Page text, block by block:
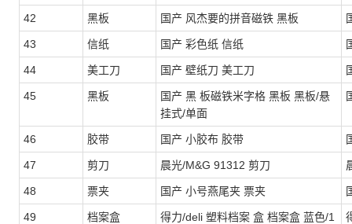
42 黑板 国产 风杰要的拼音磁铁 黑板
43 信纸 国产 彩色纸 信纸
44 美工刀 国产 壁纸刀 美工刀
45 黑板
国产 黑 板磁铁米字格 黑板 黑板/悬
挂式/单面
46 胶带 国产 小胶布 胶带
47 剪刀 晨光/M&G 91312 剪刀
48 票夹 国产 小号燕尾夹 票夹
49 档案盒 得力/deli 塑料档案 盒 档案盒 蓝色/1